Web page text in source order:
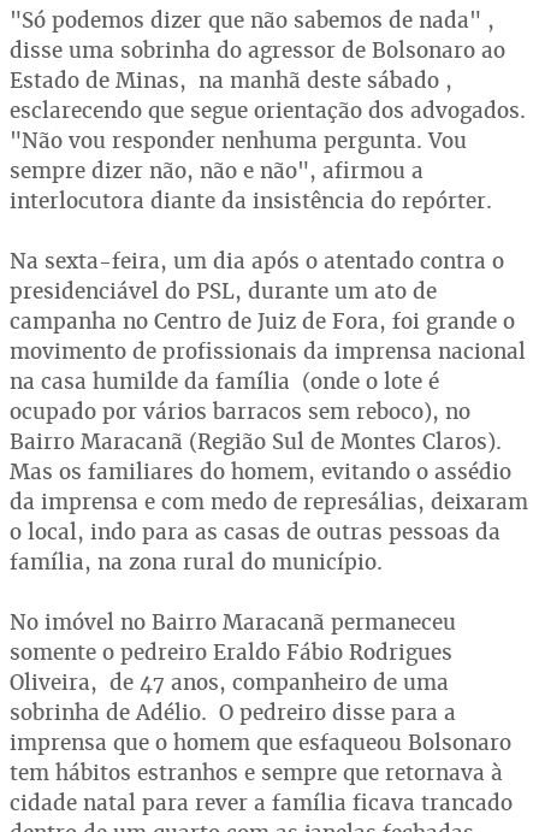
"Só podemos dizer que não sabemos de nada" ,
disse uma sobrinha do agressor de Bolsonaro ao
Estado de Minas, na manhã deste sábado ,
esclarecendo que segue orientação dos advogados.
"Não vou responder nenhuma pergunta. Vou
sempre dizer não, não e não", afirmou a
interlocutora diante da insistência do repórter.
Na sexta-feira, um dia após o atentado contra o
presidenciável do PSL, durante um ato de
campanha no Centro de Juiz de Fora, foi grande o
movimento de profissionais da imprensa nacional
na casa humilde da família (onde o lote é
ocupado por vários barracos sem reboco), no
Bairro Maracanã (Região Sul de Montes Claros).
Mas os familiares do homem, evitando o assédio
da imprensa e com medo de represálias, deixaram
o local, indo para as casas de outras pessoas da
família, na zona rural do município.
No imóvel no Bairro Maracanã permaneceu
somente o pedreiro Eraldo Fábio Rodrigues
Oliveira, de 47 anos, companheiro de uma
sobrinha de Adélio. O pedreiro disse para a
imprensa que o homem que esfaqueou Bolsonaro
tem hábitos estranhos e sempre que retornava à
cidade natal para rever a família ficava trancado